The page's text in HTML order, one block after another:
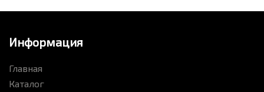
Информация
Главная
Каталог